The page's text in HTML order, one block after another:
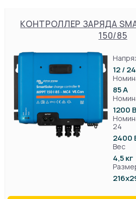
КОНТРОЛЛЕР ЗАРЯДА
150/85
12 /
85 А
1200 В
24
2400
Вес
4,5 кг